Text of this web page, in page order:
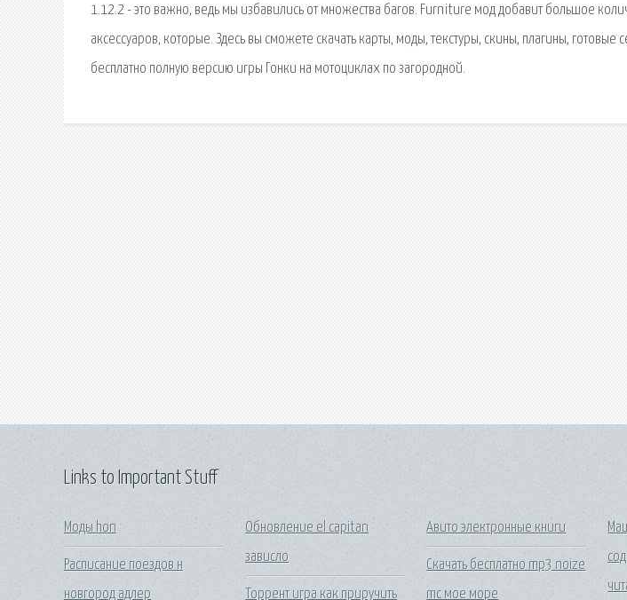
1.12.2 - это важно, ведь мы избавились от множества багов. Furniture мод добавит большое
аксессуаров, которые. Здесь вы сможете скачать карты, моды, текстуры, скины, плагины, готовые
бесплатно полную версию игры Гонки на мотоциклах по загородной.
Links to Important Stuff
Моды hon
Расписание поездов н
новгород адлер
Обновление el capitan
зависло
Торрент игра как приручить
Авито электронные книги
Скачать бесплатно mp3 noize
mc мое море